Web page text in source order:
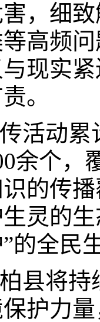
，细
高频
现实
。
活动累
余个，
的传
灵的
的全民
县将
护力